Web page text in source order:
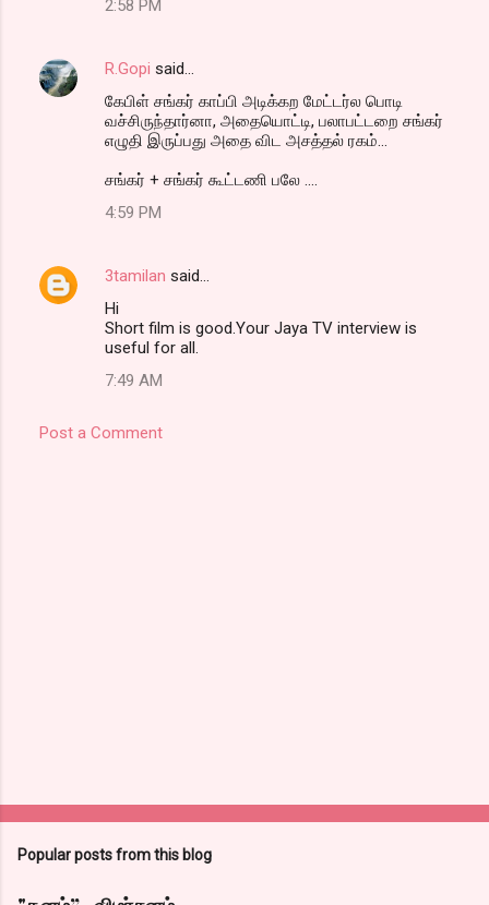
2:58 PM
R.Gopi said…
கேபிள் சங்கர் காப்பி அடிக்கற மேட்டர்ல பொடி
வச்சிருந்தார்னா, அதையொட்டி, பலாபட்டறை சங்கர்
எழுதி இருப்பது அதை விட அசத்தல் ரகம்...
சங்கர் + சங்கர் கூட்டணி பலே ....
4:59 PM
3tamilan said…
Hi
Short film is good.Your Jaya TV interview is
useful for all.
7:49 AM
Post a Comment
Popular posts from this blog